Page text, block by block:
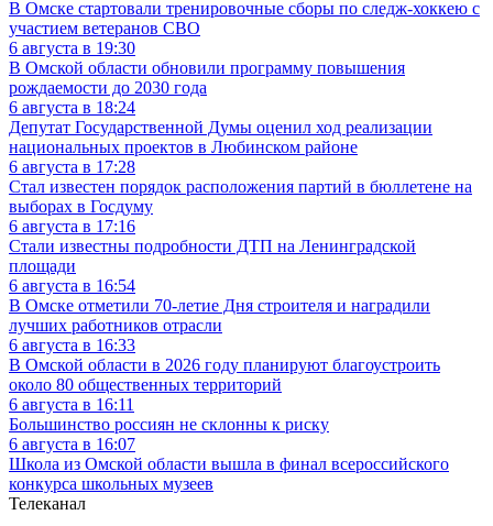
В Омске стартовали тренировочные сборы по следж-хоккею с
участием ветеранов СВО
6 августа в 19:30
В Омской области обновили программу повышения
рождаемости до 2030 года
6 августа в 18:24
Депутат Государственной Думы оценил ход реализации
национальных проектов в Любинском районе
6 августа в 17:28
Стал известен порядок расположения партий в бюллетене на
выборах в Госдуму
6 августа в 17:16
Стали известны подробности ДТП на Ленинградской
площади
6 августа в 16:54
В Омске отметили 70-летие Дня строителя и наградили
лучших работников отрасли
6 августа в 16:33
В Омской области в 2026 году планируют благоустроить
около 80 общественных территорий
6 августа в 16:11
Большинство россиян не склонны к риску
6 августа в 16:07
Школа из Омской области вышла в финал всероссийского
конкурса школьных музеев
Телеканал